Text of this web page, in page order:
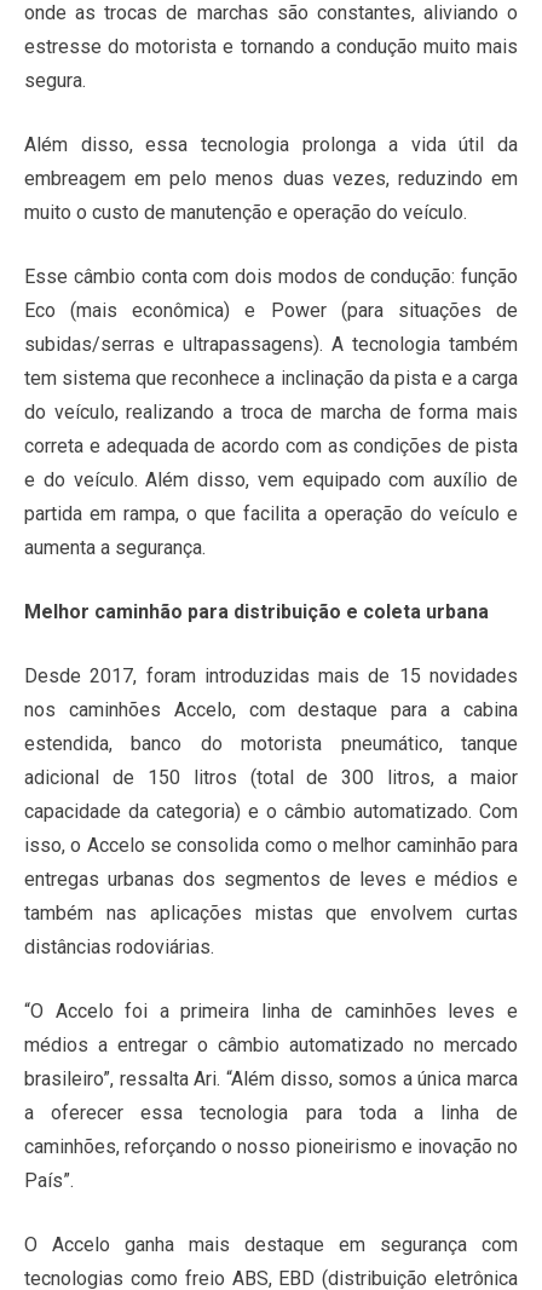
onde as trocas de marchas são constantes, aliviando o
estresse do motorista e tornando a condução muito mais
segura.
Além disso, essa tecnologia prolonga a vida útil da
embreagem em pelo menos duas vezes, reduzindo em
muito o custo de manutenção e operação do veículo.
Esse câmbio conta com dois modos de condução: função
Eco (mais econômica) e Power (para situações de
subidas/serras e ultrapassagens). A tecnologia também
tem sistema que reconhece a inclinação da pista e a carga
do veículo, realizando a troca de marcha de forma mais
correta e adequada de acordo com as condições de pista
e do veículo. Além disso, vem equipado com auxílio de
partida em rampa, o que facilita a operação do veículo e
aumenta a segurança.
Melhor caminhão para distribuição e coleta urbana
Desde 2017, foram introduzidas mais de 15 novidades
nos caminhões Accelo, com destaque para a cabina
estendida, banco do motorista pneumático, tanque
adicional de 150 litros (total de 300 litros, a maior
capacidade da categoria) e o câmbio automatizado. Com
isso, o Accelo se consolida como o melhor caminhão para
entregas urbanas dos segmentos de leves e médios e
também nas aplicações mistas que envolvem curtas
distâncias rodoviárias.
“O Accelo foi a primeira linha de caminhões leves e
médios a entregar o câmbio automatizado no mercado
brasileiro”, ressalta Ari. “Além disso, somos a única marca
a oferecer essa tecnologia para toda a linha de
caminhões, reforçando o nosso pioneirismo e inovação no
País”.
O Accelo ganha mais destaque em segurança com
tecnologias como freio ABS, EBD (distribuição eletrônica